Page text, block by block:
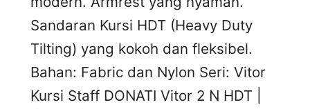
Sandaran Kursi HDT (Heavy Duty
Tilting) yang kokoh dan fleksibel.
Bahan: Fabric dan Nylon Seri: Vitor
Kursi Staff DONATI Vitor 2 N HDT |